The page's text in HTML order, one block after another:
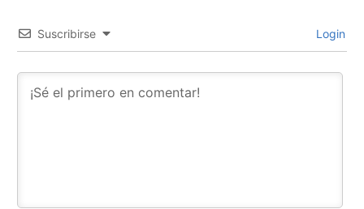
Suscribirse Login